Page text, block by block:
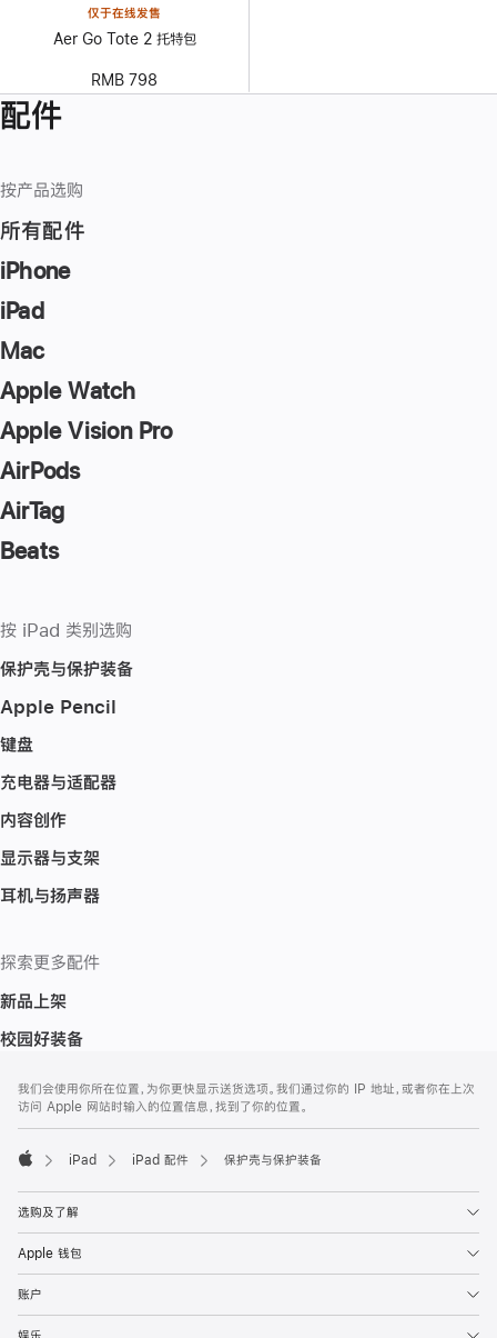
仅于在线发售
Aer Go Tote 2 托特包
RMB 798
配件
按产品选购
所有配件
iPhone
iPad
Mac
Apple Watch
Apple Vision Pro
AirPods
AirTag
Beats
按 iPad 类别选购
保护壳与保护装备
Apple Pencil
键盘
充电器与适配器
内容创作
显示器与支架
耳机与扬声器
探索更多配件
新品上架
校园好装备
页
页
脚
注
我们会使用你所在位置，为你更快显示送货选项。我们通过你的 IP 地址，或者你在上次
访问 Apple 网站时输入的位置信息，找到了你的位置。
iPad iPad 配件 保护壳与保护装备
选购及了解
Apple 钱包
账户